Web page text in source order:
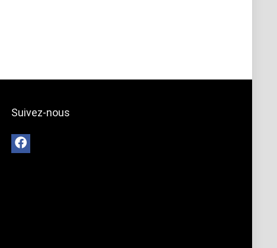
Suivez-nous